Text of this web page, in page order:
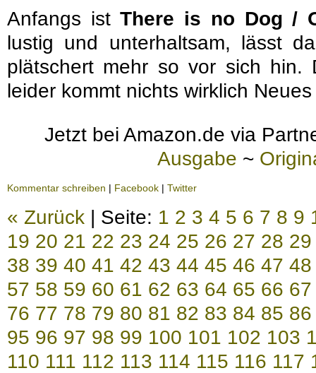
Anfangs istThere is no Dog /
lustig und unterhaltsam, lässt
plätschert mehr so vor sich hin.
leider kommt nichts wirklich
Jetzt bei Amazon.de via
Ausgabe ~
Kommentar schreiben | Facebook | Twitter
« Zurück | Seite: 1 2 3 4 5 6 7 8 9
19 20 21 22 23 24 25 26 27 28 29
38 39 40 41 42 43 44 45 46 47 48
57 58 59 60 61 62 63 64 65 66 67
76 77 78 79 80 81 82 83 84 85 86
95 96 97 98 99 100 101 102 103
110 111 112 113 114 115 116 117